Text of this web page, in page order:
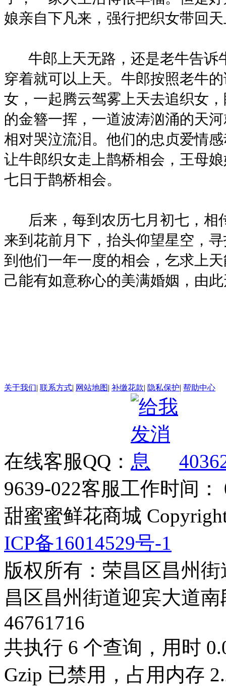
娘亲自下凡来，强行把织女带回
牛郎上天无路，还是老牛告诉
穿着就可以上天。牛郎按照老牛
女，一起腾云驾雾上天去追织女
的金簪一挥，一道波涛汹涌的天
相对哭泣流泪。他们的忠贞爱情
让牛郎织女走上鹊桥相会，王母
七日于鹊桥相会。
后来，每到农历七月初七，相
来到花前月下，抬头仰望星空，
到他们一年一度的相会，乞求上
己能有如意称心的美满婚姻，由
关于我们| 联系方式| 网站地图| 补缴花款| 隐私保护| 帮助中心
在线客服QQ：
9639-022客服工作时间：
甜蜜蜜鲜花商城
ICP备16014529号-1
版权所有：荣昌区昌州
昌区昌州街道迎宾大道
46761716
共执行 6 个查询，用时
Gzip 已禁用，占用内存